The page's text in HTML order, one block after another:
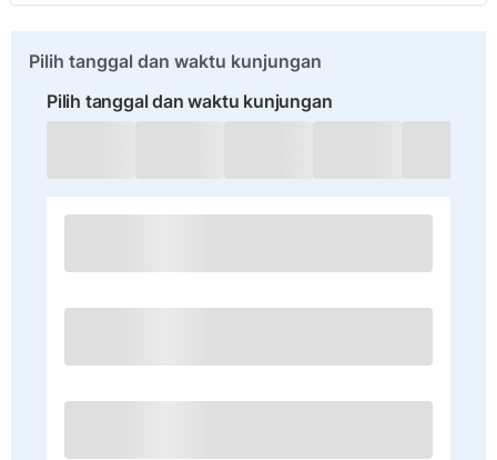
Pilih tanggal dan waktu kunjungan
Pilih tanggal dan waktu kunjungan